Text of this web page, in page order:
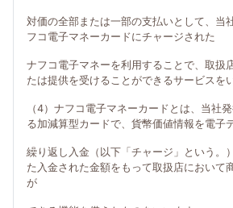
対価の全部または一部の支払いとして、当
フコ電子マネーカードにチャージされた
ナフコ電子マネーを利用することで、取扱
たは提供を受けることができるサービスを
（4）ナフコ電子マネーカードとは、当社
る加減算型カードで、貨幣価値情報を電子
繰り返し入金（以下「チャージ」という。
た入金された金額をもって取扱店において
が